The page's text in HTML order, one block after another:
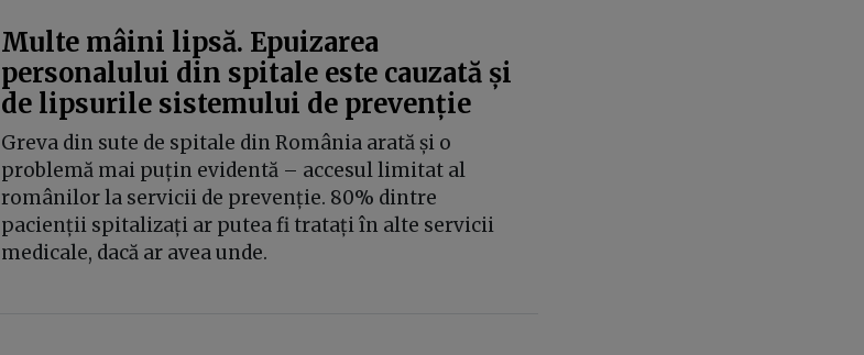
Multe mâini lipsă. Epuizarea
personalului din spitale este cauzată și
de lipsurile sistemului de prevenție
Greva din sute de spitale din România arată și o
problemă mai puțin evidentă – accesul limitat al
românilor la servicii de prevenție. 80% dintre
pacienții spitalizați ar putea fi tratați în alte servicii
medicale, dacă ar avea unde.